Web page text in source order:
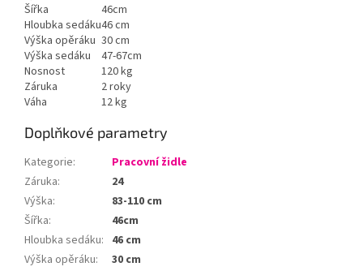
Šířka
46cm
Hloubka sedáku46 cm
Výška opěráku 30 cm
Výška sedáku
47-67cm
Nosnost
120 kg
Záruka
2 roky
Váha
12 kg
Doplňkové parametry
Kategorie:
Pracovní židle
Záruka:
24
Výška:
83-110 cm
Šířka:
46cm
Hloubka sedáku: 46 cm
Výška opěráku: 30 cm